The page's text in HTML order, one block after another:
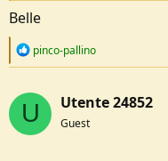
Belle
R
c
i
o
pinco-pallino
U Utente 24852
Guest